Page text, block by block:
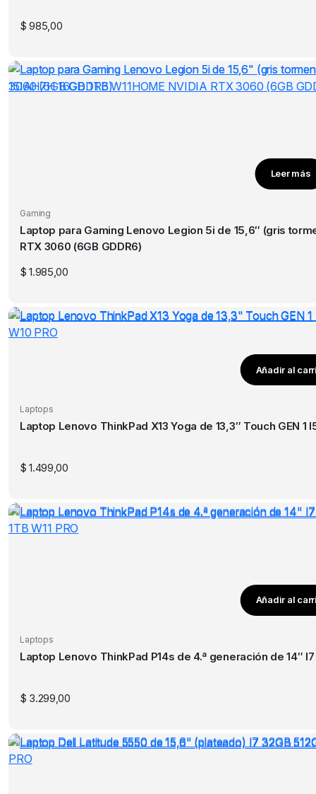
$ 985,00
Leer más
Gaming
Laptop para Gaming Lenovo Legion 5i de 15,6″ (gris tormenta) 15IAH7H 16GB
RTX 3060 (6GB GDDR6)
$ 1.985,00
Añadir al
Laptops
$ 1.499,00
Añadir al
Laptops
Laptop Lenovo ThinkPad P14s de 4.ª generación de 14″ I7
$ 3.299,00